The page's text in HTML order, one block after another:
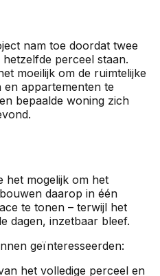
nam toe doordat twee
perceel staan.
moeilijk om de ruimtelijke
en appartementen te
bepaalde woning zich
het mogelijk om het
daarop in één
te tonen – terwijl het
dagen, inzetbaar bleef.
geïnteresseerden:
het volledige perceel en